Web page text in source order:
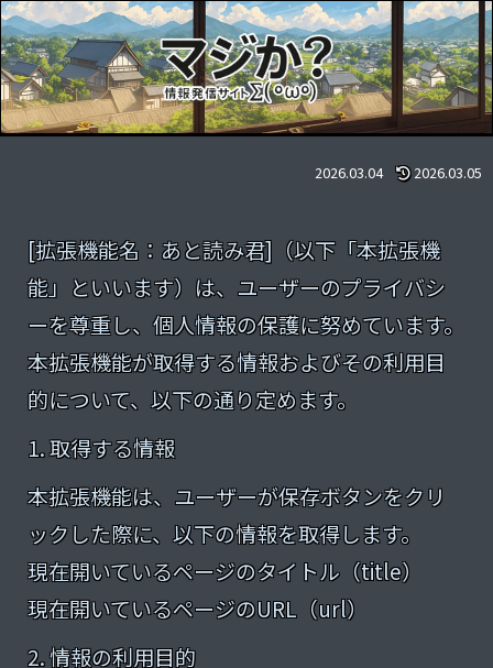
あと読み君 プライバシーポリシー
2026.03.04 2026.03.05
[拡張機能名：あと読み君]（以下「本拡張機
能」といいます）は、ユーザーのプライバシ
ーを尊重し、個人情報の保護に努めています。
本拡張機能が取得する情報およびその利用目
的について、以下の通り定めます。
1. 取得する情報
本拡張機能は、ユーザーが保存ボタンをクリ
ックした際に、以下の情報を取得します。
現在開いているページのタイトル（title）
現在開いているページのURL（url）
2. 情報の利用目的